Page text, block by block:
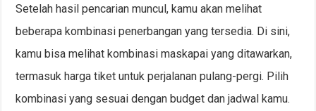
Setelah hasil pencarian muncul, kamu akan melihat
beberapa kombinasi penerbangan yang tersedia. Di sini,
kamu bisa melihat kombinasi maskapai yang ditawarkan,
termasuk harga tiket untuk perjalanan pulang-pergi. Pilih
kombinasi yang sesuai dengan budget dan jadwal kamu.